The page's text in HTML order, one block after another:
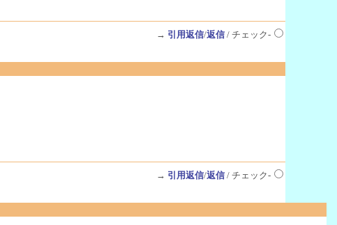
→ 引用返信/返信/ チェック-
→ 引用返信/返信/ チェック-